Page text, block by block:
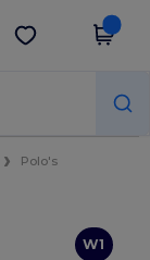
Download app
Polo's
W1